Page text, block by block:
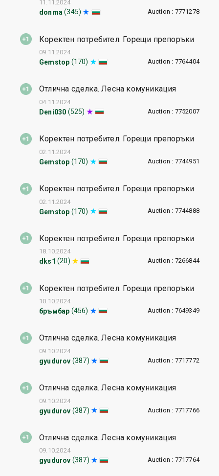
donma (345) Auction : 7771278
11.11.2024
Коректен потребител. Горещи препоръки
Gemstop (170) Auction : 7764404
09.11.2024
Отлична сделка. Лесна комуникация
Deni030 (525) Auction : 7752007
04.11.2024
Коректен потребител. Горещи препоръки
Gemstop (170) Auction : 7744951
02.11.2024
Коректен потребител. Горещи препоръки
Gemstop (170) Auction : 7744888
02.11.2024
Коректен потребител. Горещи препоръки
dks1 (20) Auction : 7266844
18.10.2024
Коректен потребител. Горещи препоръки
бръмбар (456) Auction : 7649349
10.10.2024
Отлична сделка. Лесна комуникация
gyudurov (387) Auction : 7717772
09.10.2024
Отлична сделка. Лесна комуникация
gyudurov (387) Auction : 7717766
09.10.2024
Отлична сделка. Лесна комуникация
gyudurov (387) Auction : 7717764
09.10.2024